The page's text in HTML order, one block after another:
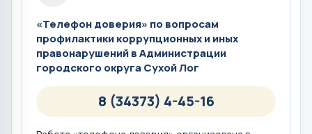
«Телефон доверия» по вопросам
профилактики коррупционных и иных
правонарушений в Администрации
городского округа Сухой Лог
8 (34373) 4-45-16